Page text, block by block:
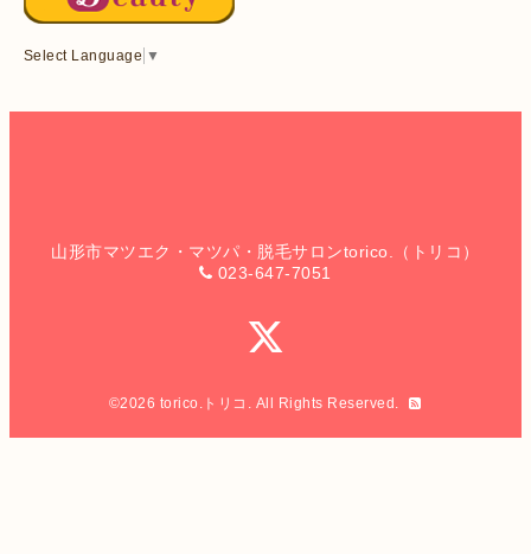
Select Language ▼
山形市マツエク・マツパ・脱毛サロンtorico.（トリコ）
023-647-7051
©2026 torico.トリコ . All Rights Reserved.